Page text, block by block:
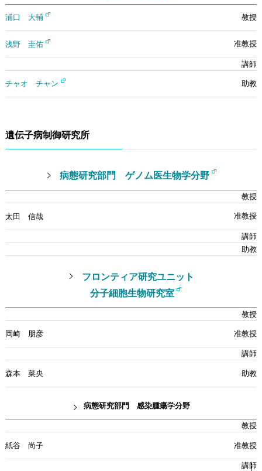
浦口 大輔
浅野 圭佑
チャオ チャン
遺伝子病制御研究所
病態研究部門 ゲノム医生物学分野
太田 信哉
フロンティア研究ユニット
分子細胞生物研究室
岡崎 朋彦
森本 菜央
病態研究部門 感染腫瘍学分野
紙谷 尚子